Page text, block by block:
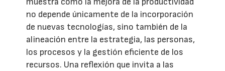
no depende únicamente de la incorporación
de nuevas tecnologías, sino también de la
alineación entre la estrategia, las personas,
los procesos y la gestión eficiente de los
recursos. Una reflexión que invita a las